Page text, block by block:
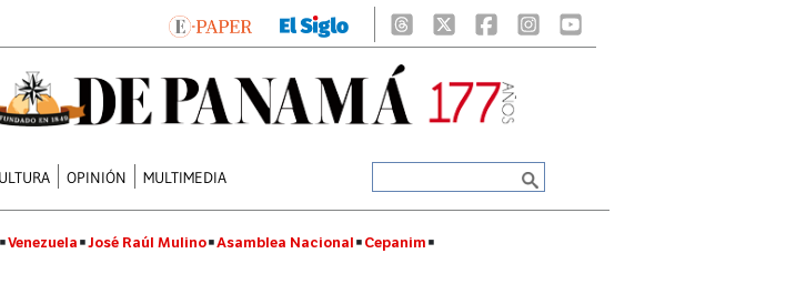
OPINIÓN MULTIMEDIA
Venezuela José Raúl Mulino Asamblea Nacional Cepanim